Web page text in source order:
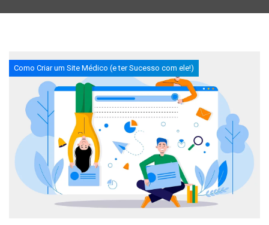
Como Criar um Site Médico (e ter Sucesso com ele!)